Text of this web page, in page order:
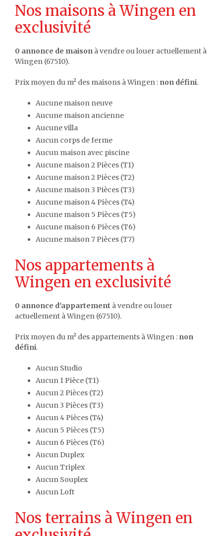
Nos maisons à Wingen en
exclusivité
0 annonce de maison à vendre ou louer actuellement à
Wingen (67510).
Prix moyen du m² des maisons à Wingen : non défini.
Aucune maison neuve
Aucune maison ancienne
Aucune villa
Aucun corps de ferme
Aucun maison avec piscine
Aucune maison 2 Pièces (T1)
Aucune maison 2 Pièces (T2)
Aucune maison 3 Pièces (T3)
Aucune maison 4 Pièces (T4)
Aucune maison 5 Pièces (T5)
Aucune maison 6 Pièces (T6)
Aucune maison 7 Pièces (T7)
Nos appartements à
Wingen en exclusivité
0 annonce d'appartement à vendre ou louer
actuellement à Wingen (67510).
Prix moyen du m² des appartements à Wingen : non
défini.
Aucun Studio
Aucun 1 Pièce (T1)
Aucun 2 Pièces (T2)
Aucun 3 Pièces (T3)
Aucun 4 Pièces (T4)
Aucun 5 Pièces (T5)
Aucun 6 Pièces (T6)
Aucun Duplex
Aucun Triplex
Aucun Souplex
Aucun Loft
Nos terrains à Wingen en